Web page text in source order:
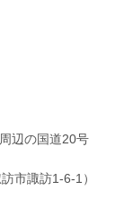
辺の国道20号
市諏訪1-6-1）